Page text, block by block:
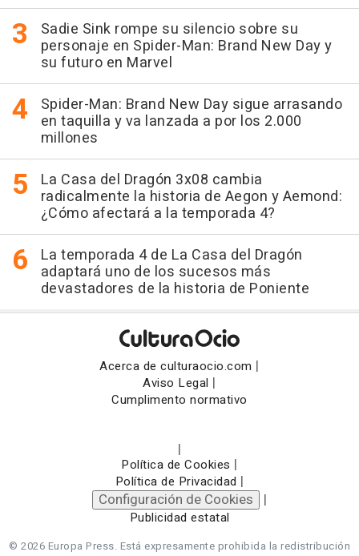
Sadie Sink rompe su silencio sobre su
personaje en Spider-Man: Brand New Day y
su futuro en Marvel
Spider-Man: Brand New Day sigue arrasando
en taquilla y va lanzada a por los 2.000
millones
La Casa del Dragón 3x08 cambia
radicalmente la historia de Aegon y Aemond:
¿Cómo afectará a la temporada 4?
La temporada 4 de La Casa del Dragón
adaptará uno de los sucesos más
devastadores de la historia de Poniente
Acerca de culturaocio.com |
Aviso Legal |
Cumplimento normativo
|
Política de Cookies |
Política de Privacidad |
Configuración de Cookies |
Publicidad estatal
© 2026 Europa Press. Está expresamente prohibida la redistribución